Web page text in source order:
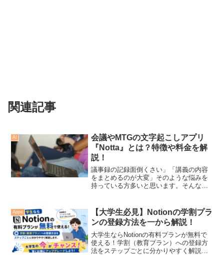
関連記事
AI
会議やMTGの文字起こしアプリ
『Notta』とは？特徴や料金を解
説！
議事録の記録面倒くさい」「講義の内容
をまとめるのが大変」そのような悩みを
持っている方多いと思います。そんな方
使い方がわかり、あなたの作業効率が爆
上がりすること間違いなし！！学生さ
ん・社会人の皆さん、ぜひ最後まで読ん
でみてください。
Apps
【大学生必見】Notionの学割プラ
ンの登録方法を一から解説！
大学生ならNotionの有料プランが無料で
使える！学割（教育プラン）への登録方
法をステップごとに分かりやすく解説し